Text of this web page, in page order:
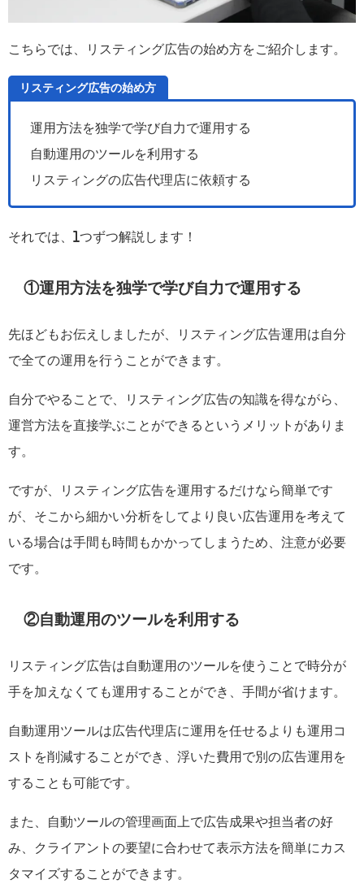
こちらでは、リスティング広告の始め方をご紹介します。
リスティング広告の始め方
運用方法を独学で学び自力で運用する
自動運用のツールを利用する
リスティングの広告代理店に依頼する
それでは、1つずつ解説します！
①運用方法を独学で学び自力で運用する
先ほどもお伝えしましたが、リスティング広告運用は自分
で全ての運用を行うことができます。
自分でやることで、リスティング広告の知識を得ながら、
運営方法を直接学ぶことができるというメリットがありま
す。
ですが、リスティング広告を運用するだけなら簡単です
が、そこから細かい分析をしてより良い広告運用を考えて
いる場合は手間も時間もかかってしまうため、注意が必要
です。
②自動運用のツールを利用する
リスティング広告は自動運用のツールを使うことで時分が
手を加えなくても運用することができ、手間が省けます。
自動運用ツールは広告代理店に運用を任せるよりも運用コ
ストを削減することができ、浮いた費用で別の広告運用を
することも可能です。
また、自動ツールの管理画面上で広告成果や担当者の好
み、クライアントの要望に合わせて表示方法を簡単にカス
タマイズすることができます。